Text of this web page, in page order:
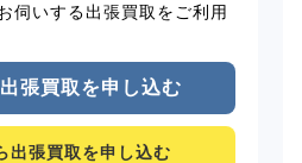
伺いする出張買取をご利用
張買取を申し込む
出張買取を申し込む